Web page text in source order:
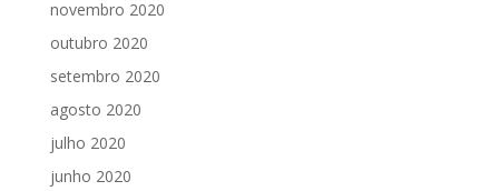
novembro 2020
outubro 2020
setembro 2020
agosto 2020
julho 2020
junho 2020